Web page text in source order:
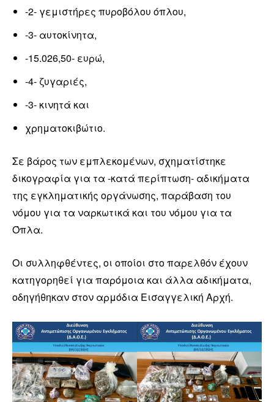
-2- γεμιστήρες πυροβόλου όπλου,
-3- αυτοκίνητα,
-15.026,50- ευρώ,
-4- ζυγαριές,
-3- κινητά και
χρηματοκιβώτιο.
Σε βάρος των εμπλεκομένων, σχηματίστηκε
δικογραφία για τα -κατά περίπτωση- αδικήματα
της εγκληματικής οργάνωσης, παράβαση του
νόμου για τα ναρκωτικά και του νόμου για τα
Όπλα.
Οι συλληφθέντες, οι οποίοι στο παρελθόν έχουν
κατηγορηθεί για παρόμοια και άλλα αδικήματα,
οδηγήθηκαν στον αρμόδια Εισαγγελική Αρχή.